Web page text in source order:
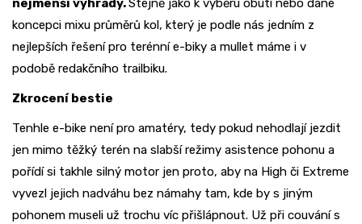
nejmenší výhrady.Stejně jako k výběru obutí nebo dané
koncepci mixu průměrů kol, který je podle nás jedním z
nejlepších řešení pro terénní e-biky a mullet máme i v
podobě redakčního trailbiku.
Zkrocení bestie
Tenhle e-bike není pro amatéry, tedy pokud nehodlají jezdit
jen mimo těžký terén na slabší režimy asistence pohonu a
pořídí si takhle silný motor jen proto, aby na High či Extreme
vyvezl jejich nadváhu bez námahy tam, kde by s jiným
pohonem museli už trochu víc přišlápnout. Už při couvání s